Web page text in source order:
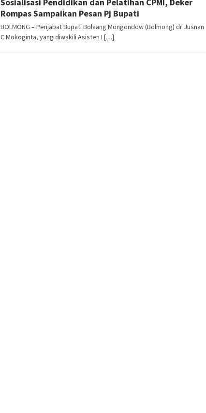
Sosialisasi Pendidikan dan Pelatihan CPMI, Deker
Rompas Sampaikan Pesan Pj Bupati
BOLMONG – Penjabat Bupati Bolaang Mongondow (Bolmong) dr Jusnan
C Mokoginta, yang diwakili Asisten I […]